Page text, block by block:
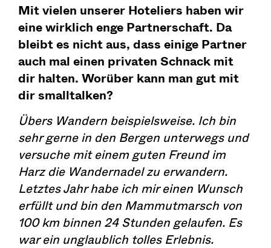
Mit vielen unserer Hoteliers haben wir
eine wirklich enge Partnerschaft. Da
bleibt es nicht aus, dass einige Partner
auch mal einen privaten Schnack mit
dir halten. Worüber kann man gut mit
dir smalltalken?
Übers Wandern beispielsweise. Ich bin
sehr gerne in den Bergen unterwegs und
versuche mit einem guten Freund im
Harz die Wandernadel zu erwandern.
Letztes Jahr habe ich mir einen Wunsch
erfüllt und bin den Mammutmarsch von
100 km binnen 24 Stunden gelaufen. Es
war ein unglaublich tolles Erlebnis.